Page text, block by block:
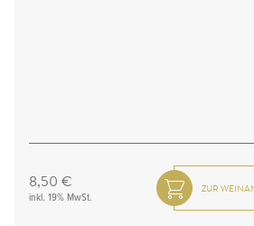
8,50 €
inkl. 19% MwSt.